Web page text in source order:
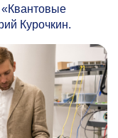
Курочкин.